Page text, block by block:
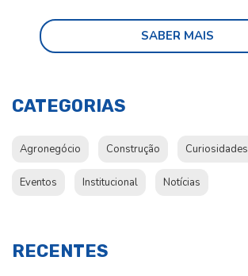
SABER MAIS
RECENTES
CATEGORIAS
Agronegócio Construção Curiosidades
Eventos Institucional Notícias